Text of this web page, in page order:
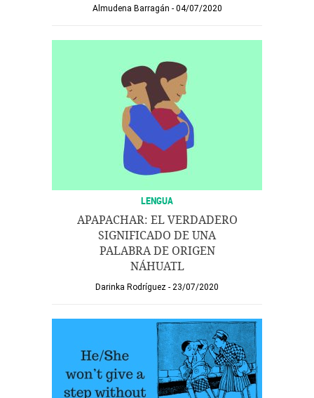
Almudena Barragán 04/07/2020
LENGUA
APAPACHAR: EL VERDADERO
SIGNIFICADO DE UNA
PALABRA DE ORIGEN
NÁHUATL
Darinka Rodríguez 23/07/2020